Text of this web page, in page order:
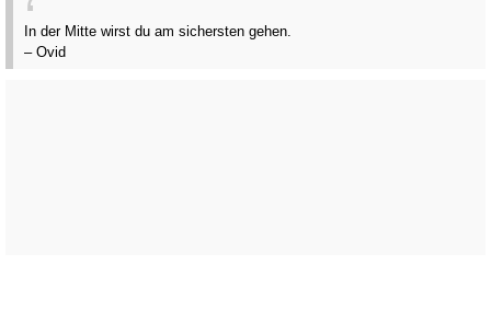
In der Mitte wirst du am sichersten gehen.
– Ovid